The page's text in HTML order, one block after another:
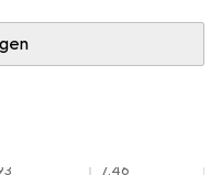
verfügbar
EUR
7,46